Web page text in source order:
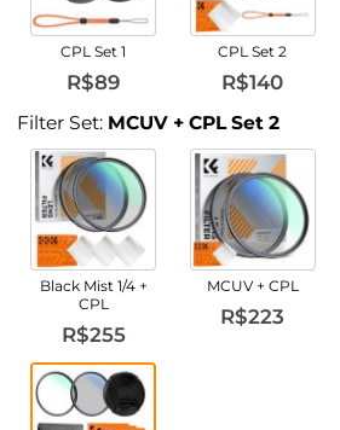
CPL Set 1
R$89
CPL Set 2
R$140
Filter Set: MCUV + CPL Set 2
Black Mist 1/4 +
CPL
R$255
MCUV + CPL
R$223